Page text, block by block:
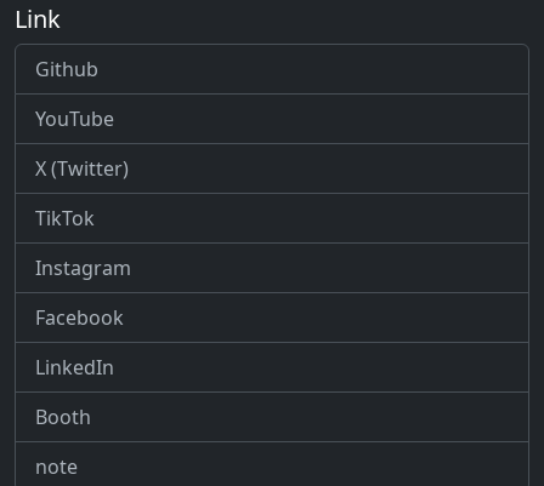
Link
Github
YouTube
X (Twitter)
TikTok
Instagram
Facebook
LinkedIn
Booth
note